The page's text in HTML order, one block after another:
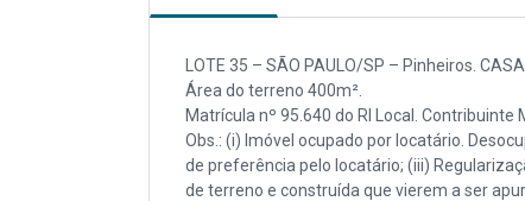
LOTE 35 – SÃO PAULO/SP – Pinheiros.
Área do terreno 400m².
Matrícula nº 95.640 do RI Local. Contribuinte
Obs.: (i) Imóvel ocupado por locatário.
de preferência pelo locatário; (iii)
de terreno e construída que vierem a ser